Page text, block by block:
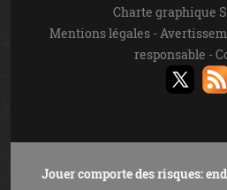
Charte graphique
Mentions légales-
responsable -
Jouer comporte des risques: